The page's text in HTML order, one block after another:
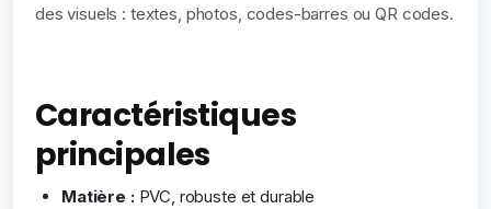
des visuels : textes, photos, codes-barres ou QR codes.
Caractéristiques
principales
Matière :PVC, robuste et durable